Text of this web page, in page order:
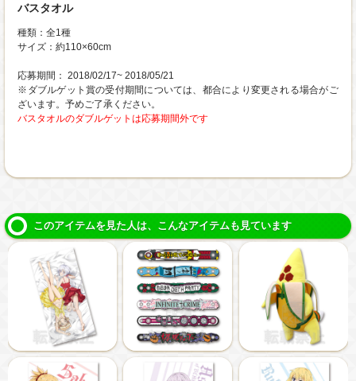
バスタオル
種類：全1種
サイズ：約110×60cm
応募期間： 2018/02/17~ 2018/05/21
※ダブルゲット賞の受付期間については、都合により変更される場合がご
ざいます。予めご了承ください。
バスタオルのダブルゲットは応募期間外です
このアイテムを見た人は、こんなアイテムも見ています